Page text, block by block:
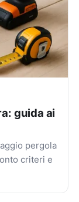
guida ai
pergola
criteri e